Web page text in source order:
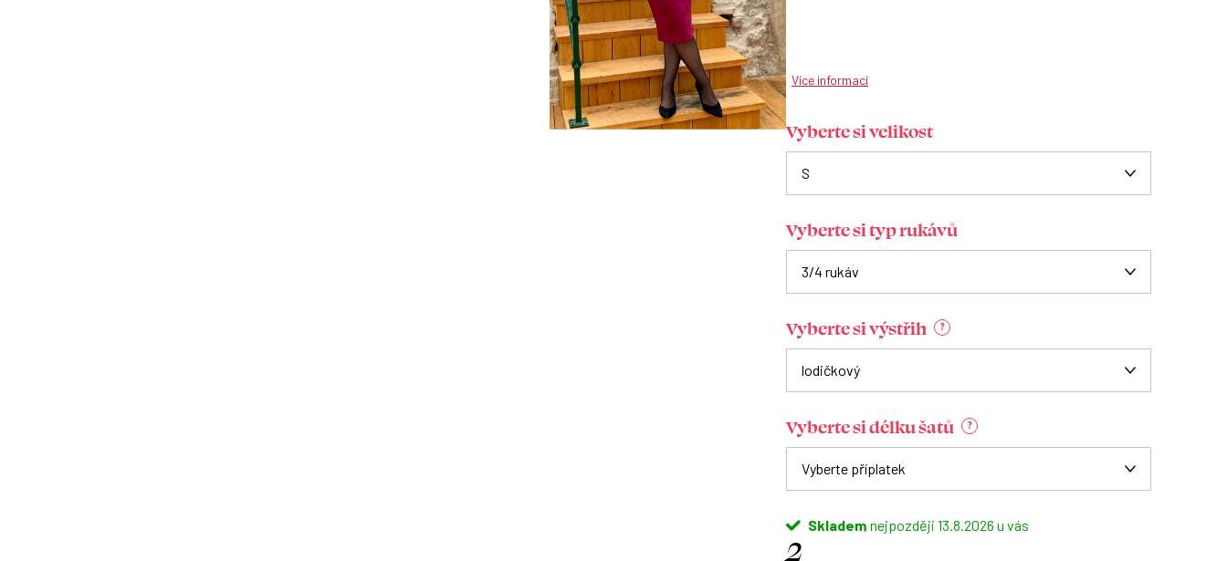
Více informací
Vyberte si velikost
Vyberte si typ rukávů
Vyberte si výstřih ?
Vyberte si délku šatů ?
Skladem 13.8.2026
2